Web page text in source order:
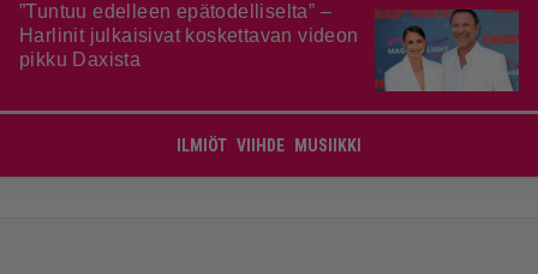
”Tuntuu edelleen epätodelliselta” –
Harlinit julkaisivat koskettavan videon
pikku Daxista
ILMIÖT VIIHDE MUSIIKKI